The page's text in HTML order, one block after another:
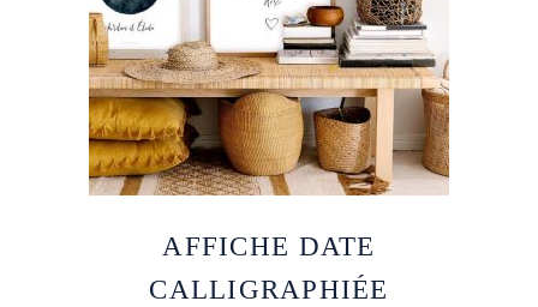
AFFICHE DATE
CALLIGRAPHIÉE